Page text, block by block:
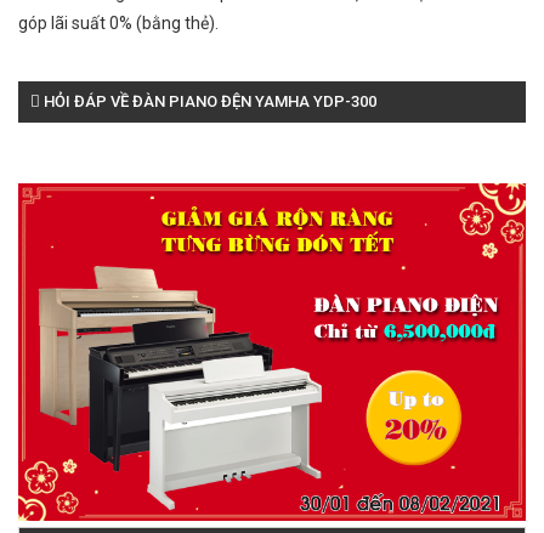
góp lãi suất 0% (bằng thẻ).
HỎI ĐÁP VỀ ĐÀN PIANO ĐỆN YAMHA YDP-300